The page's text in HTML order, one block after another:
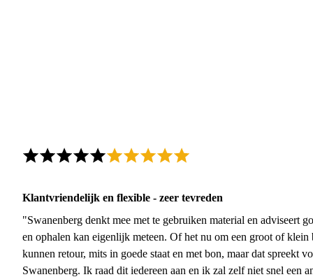
Klantvriendelijk en flexible - zeer tevreden
"Swanenberg denkt mee met te gebruiken material en adviseert
en ophalen kan eigenlijk meteen. Of het nu om een groot of
kunnen retour, mits in goede staat en met bon, maar dat spreekt
Swanenberg. Ik raad dit iedereen aan en ik zal zelf niet snel een